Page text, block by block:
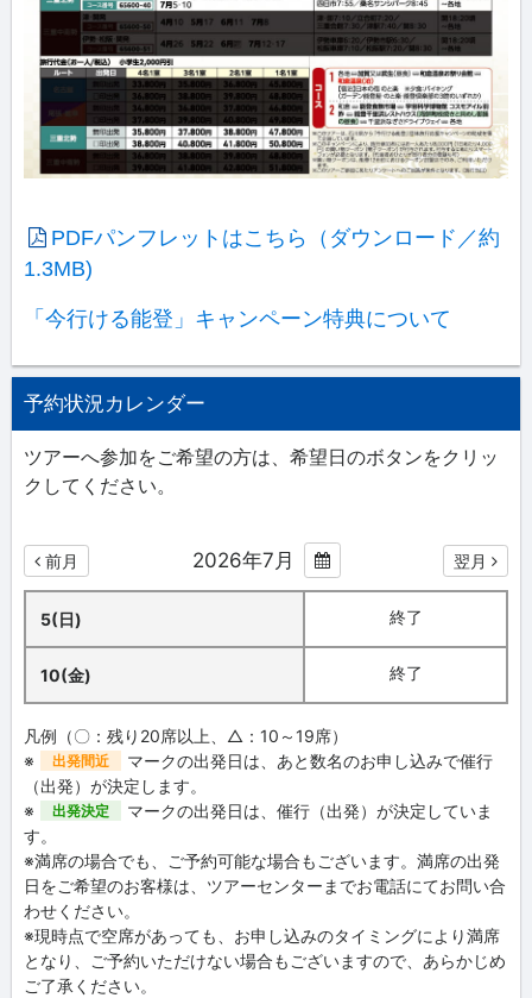
PDFパンフレットはこちら（ダウンロード／約
1.3MB)
「今行ける能登」キャンペーン特典について
予約状況カレンダー
ツアーへ参加をご希望の方は、希望日のボタンをクリッ
クしてください。
前月 2026年7月 翌月
5(日) 終了
10(金) 終了
凡例（〇：残り20席以上、△：10～19席）
※
出発間近
マークの出発日は、あと数名のお申し込みで催行
（出発）が決定します。
※
出発決定
マークの出発日は、催行（出発）が決定していま
す。
※満席の場合でも、ご予約可能な場合もございます。満席の出発
日をご希望のお客様は、ツアーセンターまでお電話にてお問い合
わせください。
※現時点で空席があっても、お申し込みのタイミングにより満席
となり、ご予約いただけない場合もございますので、あらかじめ
ご了承ください。